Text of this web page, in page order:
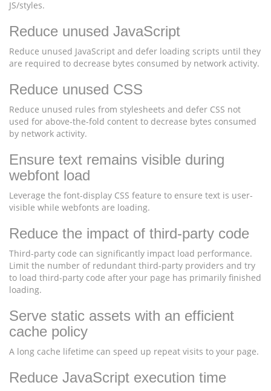
JS/styles.
Reduce unused JavaScript
Reduce unused JavaScript and defer loading scripts until they
are required to decrease bytes consumed by network activity.
Reduce unused CSS
Reduce unused rules from stylesheets and defer CSS not
used for above-the-fold content to decrease bytes consumed
by network activity.
Ensure text remains visible during
webfont load
Leverage the font-display CSS feature to ensure text is user-
visible while webfonts are loading.
Reduce the impact of third-party code
Third-party code can significantly impact load performance.
Limit the number of redundant third-party providers and try
to load third-party code after your page has primarily finished
loading.
Serve static assets with an efficient
cache policy
A long cache lifetime can speed up repeat visits to your page.
Reduce JavaScript execution time